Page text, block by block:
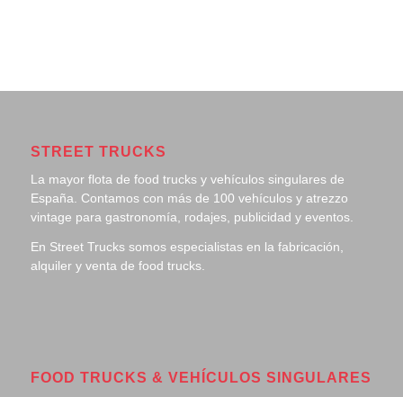
STREET TRUCKS
La mayor flota de food trucks y vehículos singulares de
España. Contamos con más de 100 vehículos y atrezzo
vintage para gastronomía, rodajes, publicidad y eventos.
En Street Trucks somos especialistas en la fabricación,
alquiler y venta de food trucks.
FOOD TRUCKS & VEHÍCULOS SINGULARES